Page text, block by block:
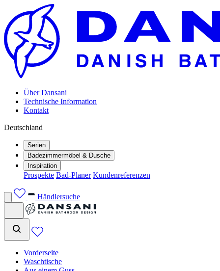
Über Dansani
Technische Information
Kontakt
Deutschland
Serien
Badezimmermöbel & Dusche
Inspiration
Prospekte Bad-Planer Kundenreferenzen
Händlersuche
Vorderseite
Waschtische